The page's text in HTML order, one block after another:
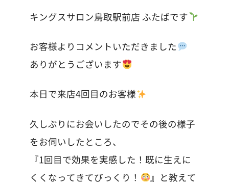
キングスサロン鳥取駅前店 ふたばです
お客様よりコメントいただきました
ありがとうございます
本日で来店4回目のお客様
久しぶりにお会いしたのでその後の様子
をお伺いしたところ、
『1回目で効果を実感した！既に生えに
くくなってきてびっくり！
』と教えて